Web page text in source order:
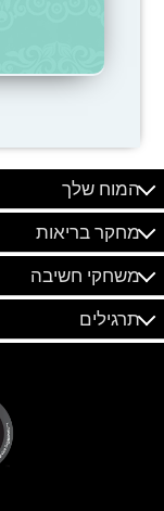
המוח שלך
מחקר בריאות
משחקי חשיבה
תרגילים